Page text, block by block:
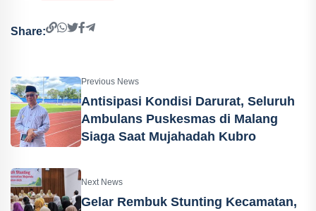
Share:
Previous News
Antisipasi Kondisi Darurat, Seluruh
Ambulans Puskesmas di Malang
Siaga Saat Mujahadah Kubro
Next News
Gelar Rembuk Stunting Kecamatan,